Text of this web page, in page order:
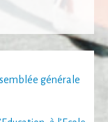
générale